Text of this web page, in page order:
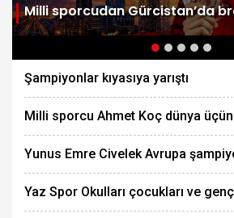
Milli sporcudan Gürcistan’da
Şampiyonlar kıyasıya yarıştı
Milli sporcu Ahmet Koç dünya
Yunus Emre Civelek Avrupa
Yaz Spor Okulları çocukları ve